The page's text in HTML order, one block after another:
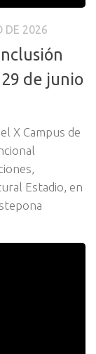
DE 2026
de junio
X Campus de
Estadio, en